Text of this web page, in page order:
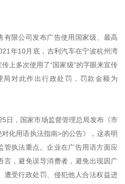
有限公司发布广告使用国家级、最高
年10月底，吉利汽车在宁波杭州湾
上多次使用了“国家级”的字眼来宣传
局对此作出行政处罚，罚款金额为
日，国家市场监督管理总局发布《市
化用语执法指南>的公告》，这表明
管执法重点。企业在广告用语方面应
言，避免误导消费者，避免出现因广
遭受行政处罚、侵犯他人合法权益进